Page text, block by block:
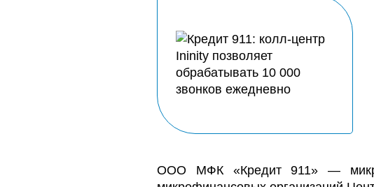
ООО МФК «Кредит 911» —